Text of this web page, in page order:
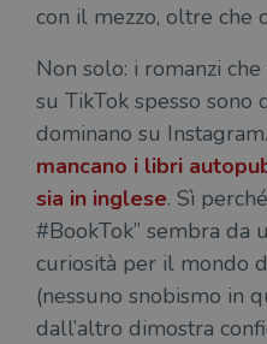
con il mezzo, oltre che
Non solo: i romanzi
su TikTok spesso
dominano su Instagram.
mancano i libri
sia in inglese. Sì
#BookTok” sembra da
curiosità per il mondo
(nessuno snobismo in
dall’altro dimostra